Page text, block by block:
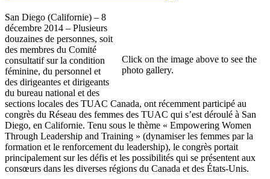
Click on the image above to see the
photo gallery.
San Diego (Californie) – 8
décembre 2014 – Plusieurs
douzaines de personnes, soit
des membres du Comité
consultatif sur la condition
féminine, du personnel et
des dirigeantes et dirigeants
du bureau national et des
sections locales des TUAC Canada, ont récemment participé au
congrès du Réseau des femmes des TUAC qui s’est déroulé à San
Diego, en Californie. Tenu sous le thème « Empowering Women
Through Leadership and Training » (dynamiser les femmes par la
formation et le renforcement du leadership), le congrès portait
principalement sur les défis et les possibilités qui se présentent aux
consœurs dans les diverses régions du Canada et des États-Unis.